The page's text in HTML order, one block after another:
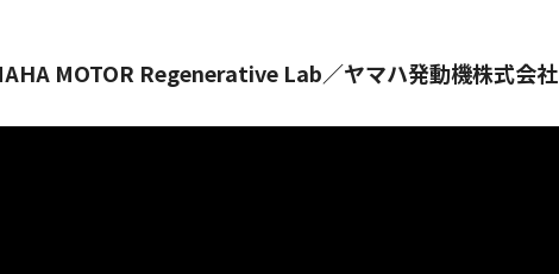
MOTOR Regenerative Lab／ヤマハ発動機株式会社